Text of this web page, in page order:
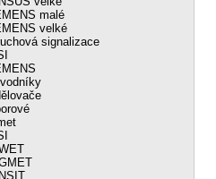
malé
velké
signalizace